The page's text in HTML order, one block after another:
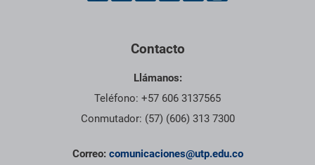
Contacto
Llámanos:
Teléfono: +57 606 3137565
Conmutador: (57) (606) 313 7300
Correo: comunicaciones@utp.edu.co